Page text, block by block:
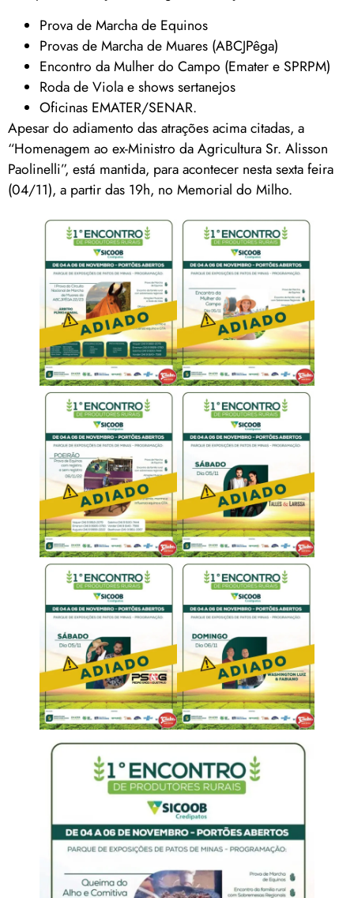
Prova de Marcha de Equinos
Provas de Marcha de Muares (ABCJPêga)
Encontro da Mulher do Campo (Emater e SPRPM)
Roda de Viola e shows sertanejos
Oficinas EMATER/SENAR.
Apesar do adiamento das atrações acima citadas, a
“Homenagem ao ex-Ministro da Agricultura Sr. Alisson
Paolinelli”, está mantida, para acontecer nesta sexta feira
(04/11), a partir das 19h, no Memorial do Milho.